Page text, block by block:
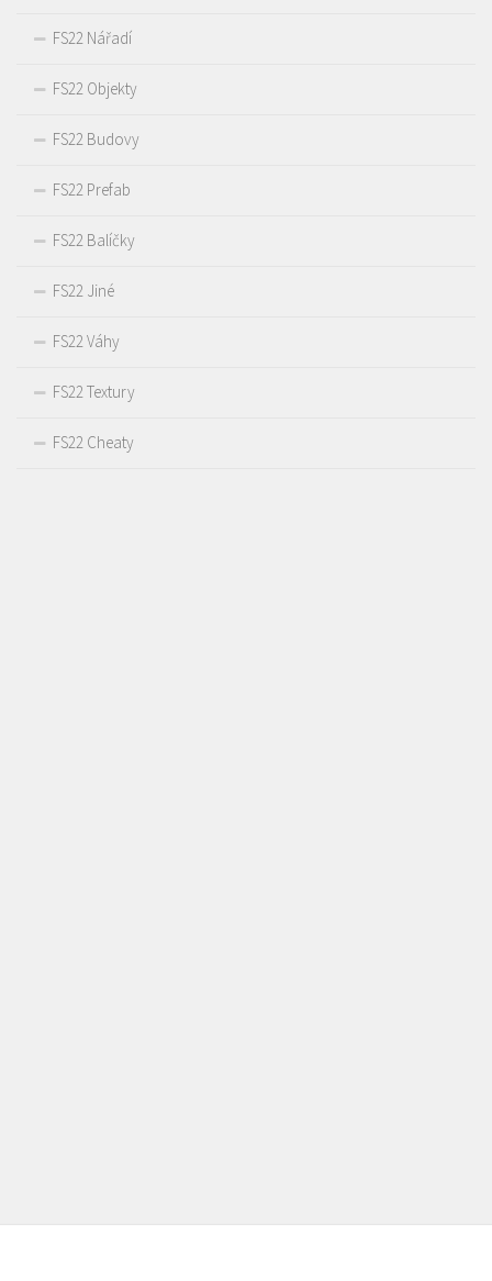
FS22 Nářadí
FS22 Objekty
FS22 Budovy
FS22 Prefab
FS22 Balíčky
FS22 Jiné
FS22 Váhy
FS22 Textury
FS22 Cheaty